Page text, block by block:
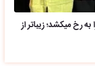
رخ میکشد؛ زیباتر از